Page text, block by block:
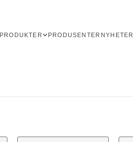
PRODUKTER PRODUSENTER NYHETER